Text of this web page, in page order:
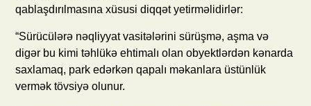
qablaşdırılmasına xüsusi diqqət yetirməlidirlər:
“Sürücülərə nəqliyyat vasitələrini sürüşmə, aşma və
digər bu kimi təhlükə ehtimalı olan obyektlərdən kənarda
saxlamaq, park edərkən qapalı məkanlara üstünlük
vermək tövsiyə olunur.